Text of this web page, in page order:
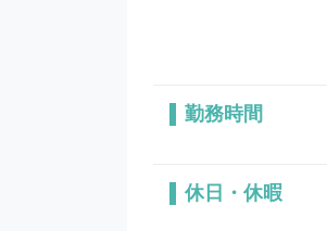
勤務時間
休日・休暇